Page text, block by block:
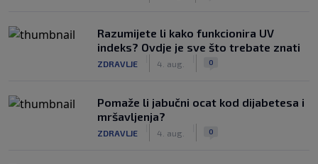
Razumijete li kako funkcionira UV
indeks? Ovdje je sve što trebate znati
ZDRAVLJE 4. aug. 0
Pomaže li jabučni ocat kod dijabetesa i
mršavljenja?
ZDRAVLJE 4. aug. 0